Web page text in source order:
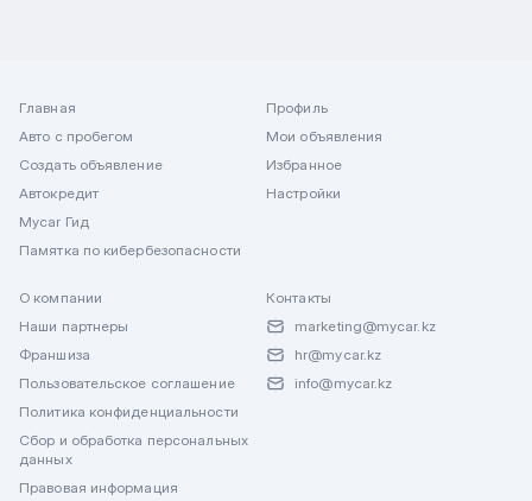
Главная
Авто с пробегом
Создать объявление
Автокредит
Mycar Гид
Памятка по кибербезопасности
Профиль
Мои объявления
Избранное
Настройки
О компании
Наши партнеры
Франшиза
Пользовательское соглашение
Политика конфиденциальности
Сбор и обработка персональных
данных
Правовая информация
Контакты
marketing@mycar.kz
hr@mycar.kz
info@mycar.kz